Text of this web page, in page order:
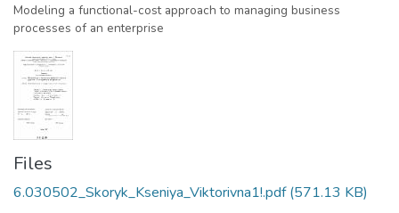
Modeling a functional-cost approach to managing business
processes of an enterprise
Files
6.030502_Skoryk_Kseniya_Viktorivna1!.pdf(571.13 KB)